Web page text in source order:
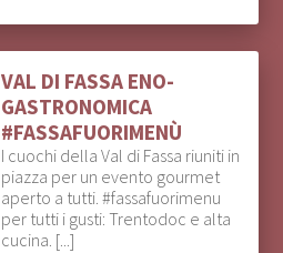
VAL DI FASSA ENO-
GASTRONOMICA
#FASSAFUORIMENÙ
I cuochi della Val di Fassa riuniti in
piazza per un evento gourmet
aperto a tutti. #fassafuorimenu
per tutti i gusti: Trentodoc e alta
cucina. [...]